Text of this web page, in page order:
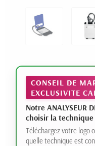
CONSEIL DE
EXCLUSIVITE
Notre ANALYSEUR
choisir la
Téléchargez votre logo
quelle technique est